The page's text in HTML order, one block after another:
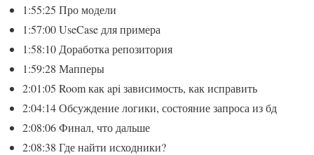
1:55:25 Про модели
1:57:00 UseCase для примера
1:58:10 Доработка репозитория
1:59:28 Мапперы
2:01:05 Room как api зависимость, как исправить
2:04:14 Обсуждение логики, состояние запроса из бд
2:08:06 Финал, что дальше
2:08:38 Где найти исходники?